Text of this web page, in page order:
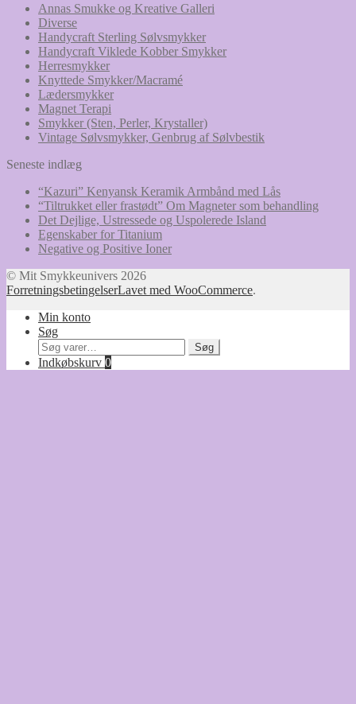
Annas Smukke og Kreative Galleri
Diverse
Handycraft Sterling Sølvsmykker
Handycraft Viklede Kobber Smykker
Herresmykker
Knyttede Smykker/Macramé
Lædersmykker
Magnet Terapi
Smykker (Sten, Perler, Krystaller)
Vintage Sølvsmykker, Genbrug af Sølvbestik
Seneste indlæg
“Kazuri” Kenyansk Keramik Armbånd med Lås
“Tiltrukket eller frastødt” Om Magneter som behandling
Det Dejlige, Ustressede og Uspolerede Island
Egenskaber for Titanium
Negative og Positive Ioner
© Mit Smykkeunivers 2026
ForretningsbetingelserLavet med WooCommerce.
Min konto
Søg
Søg
efter:
Søg
Indkøbskurv 0